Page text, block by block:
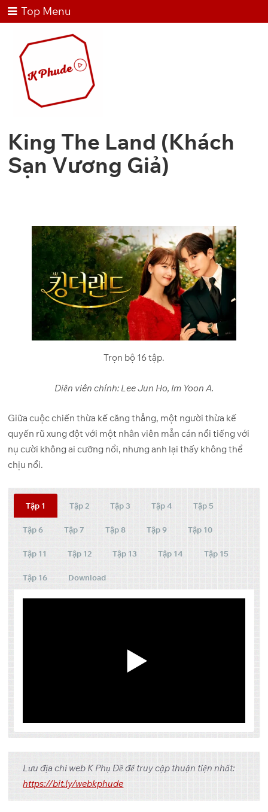
Top Menu
King The Land (Khách
Sạn Vương Giả)
Trọn bộ 16 tập.
Diễn viên chính: Lee Jun Ho, Im Yoon A.
Giữa cuộc chiến thừa kế căng thẳng, một người thừa kế
quyến rũ xung đột với một nhân viên mẫn cán nổi tiếng với
nụ cười không ai cưỡng nổi, nhưng anh lại thấy không thể
chịu nổi.
Tập 1 Tập 2 Tập 3 Tập 4 Tập 5
Tập 6 Tập 7 Tập 8 Tập 9 Tập 10
Tập 11 Tập 12 Tập 13 Tập 14 Tập 15
Tập 16 Download
Lưu địa chỉ web K Phụ Đề để truy cập thuận tiện nhất:
https://bit.ly/webkphude